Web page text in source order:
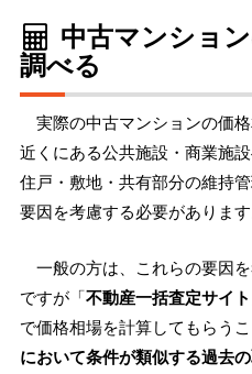
中古マンショ
調べる
実際の中古マンションの価
近くにある公共施設・商業施
住戸・敷地・共有部分の維持
要因を考慮する必要があります
一般の方は、これらの要因
ですが「不動産一括査定サイト
で価格相場を計算してもらう
において条件が類似する過去